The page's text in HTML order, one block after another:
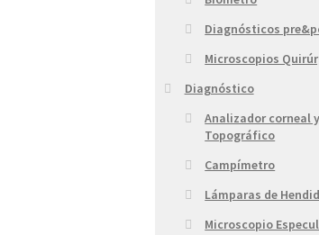
Diagnósticos
Microscopios
Diagnóstico
Analizador corneal
Topográfico
Campímetro
Lámparas de
Microscopio